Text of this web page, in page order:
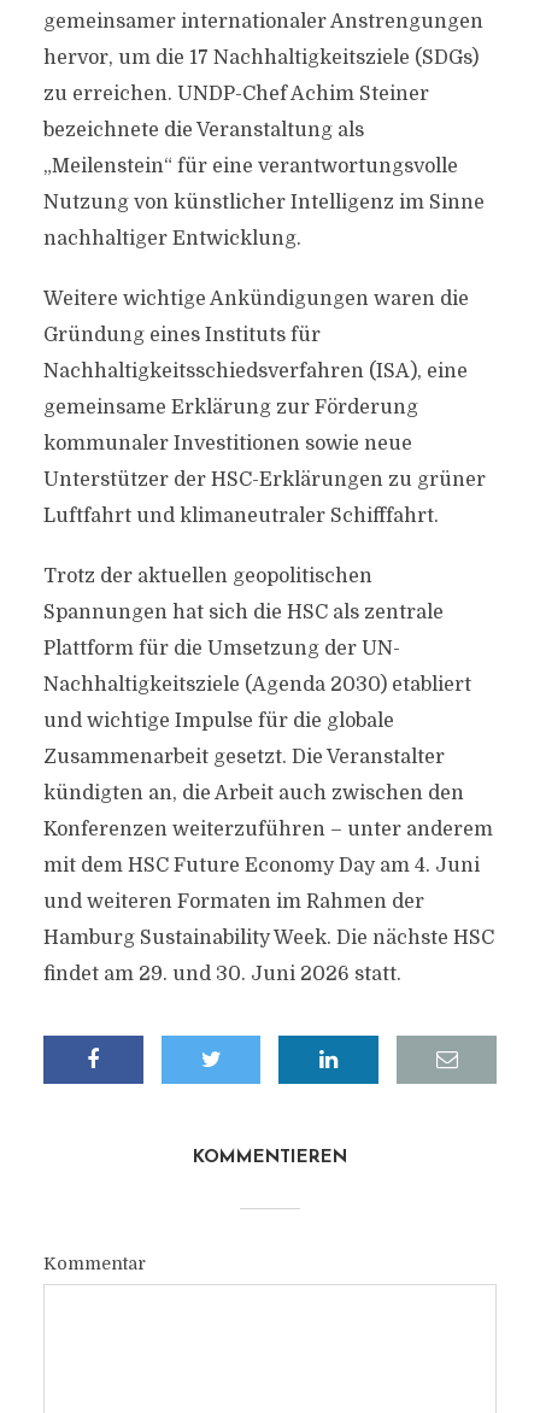
gemeinsamer internationaler Anstrengungen
hervor, um die 17 Nachhaltigkeitsziele (SDGs)
zu erreichen. UNDP-Chef Achim Steiner
bezeichnete die Veranstaltung als
„Meilenstein“ für eine verantwortungsvolle
Nutzung von künstlicher Intelligenz im Sinne
nachhaltiger Entwicklung.
Weitere wichtige Ankündigungen waren die
Gründung eines Instituts für
Nachhaltigkeitsschiedsverfahren (ISA), eine
gemeinsame Erklärung zur Förderung
kommunaler Investitionen sowie neue
Unterstützer der HSC-Erklärungen zu grüner
Luftfahrt und klimaneutraler Schifffahrt.
Trotz der aktuellen geopolitischen
Spannungen hat sich die HSC als zentrale
Plattform für die Umsetzung der UN-
Nachhaltigkeitsziele (Agenda 2030) etabliert
und wichtige Impulse für die globale
Zusammenarbeit gesetzt. Die Veranstalter
kündigten an, die Arbeit auch zwischen den
Konferenzen weiterzuführen – unter anderem
mit dem HSC Future Economy Day am 4. Juni
und weiteren Formaten im Rahmen der
Hamburg Sustainability Week. Die nächste HSC
findet am 29. und 30. Juni 2026 statt.
KOMMENTIEREN
Kommentar